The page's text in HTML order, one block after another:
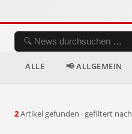
ALLE 📢 ALLGEMEIN
2Artikel gefunden · gefiltert nach